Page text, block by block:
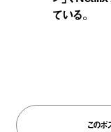
ている。
このポ